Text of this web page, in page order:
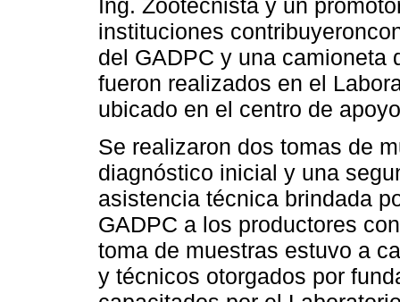
Ing. Zootecnista y un
instituciones
del GADPC y una camioneta
fueron realizados en el
ubicado en el centro de
Se realizaron dos tomas de
diagnóstico inicial y una
asistencia técnica brindada
GADPC a los productores
toma de muestras estuvo a
y técnicos otorgados por